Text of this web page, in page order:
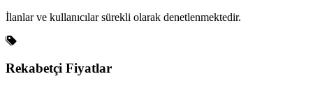
İlanlar ve kullanıcılar sürekli olarak denetlenmektedir.
Rekabetçi Fiyatlar